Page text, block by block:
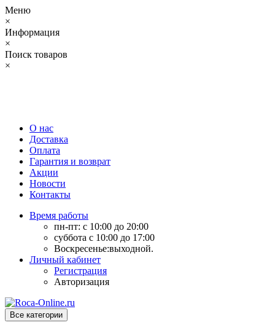
Меню
×
Информация
×
Поиск товаров
×
О нас
Доставка
Оплата
Гарантия и возврат
Акции
Новости
Контакты
Время работы
пн-пт: с 10:00 до 20:00
суббота с 10:00 до 17:00
Воскресенье:выходной.
Личный кабинет
Регистрация
Авторизация
Все категории